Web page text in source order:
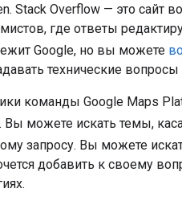
Stack Overflow — это сайт
где ответы
Google, но вы можете
технические
команды Google Maps
Вы можете искать темы,
запросу. Вы можете
добавить к своему